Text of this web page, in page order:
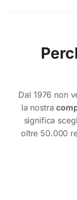
Dal 1976 non
la nostra
significa
oltre 50.000